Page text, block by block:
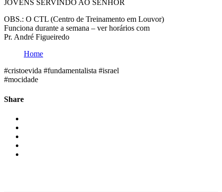
JOVENS SERVINDO AO SENHOR
OBS.: O CTL (Centro de Treinamento em Louvor)
Funciona durante a semana – ver horários com
Pr. André Figueiredo
Home
#cristoevida #fundamentalista #israel
#mocidade
Share